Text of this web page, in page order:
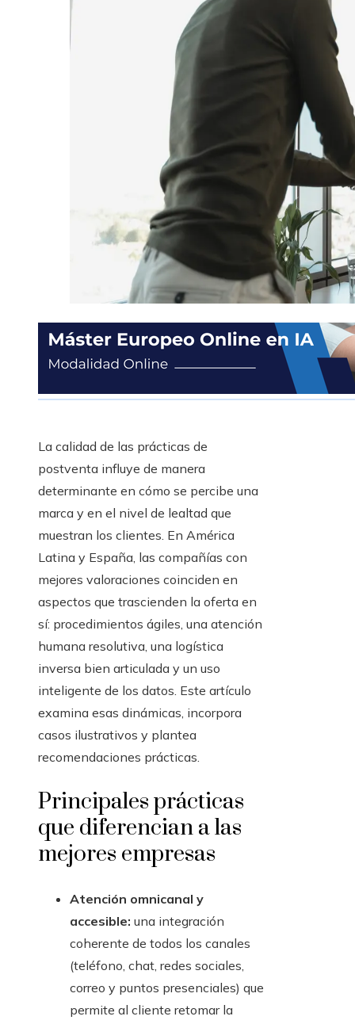
La calidad de las prácticas de
postventa influye de manera
determinante en cómo se percibe una
marca y en el nivel de lealtad que
muestran los clientes. En América
Latina y España, las compañías con
mejores valoraciones coinciden en
aspectos que trascienden la oferta en
sí: procedimientos ágiles, una atención
humana resolutiva, una logística
inversa bien articulada y un uso
inteligente de los datos. Este artículo
examina esas dinámicas, incorpora
casos ilustrativos y plantea
recomendaciones prácticas.
Principales prácticas
que diferencian a las
mejores empresas
Atención omnicanal y
accesible: una integración
coherente de todos los canales
(teléfono, chat, redes sociales,
correo y puntos presenciales) que
permite al cliente retomar la